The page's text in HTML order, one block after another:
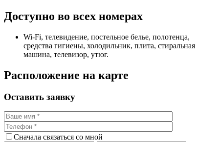
Доступно во всех номерах
Wi-Fi, телевидение, постельное белье, полотенца,
средства гигиены, холодильник, плита, стиральная
машина, телевизор, утюг.
Расположение на карте
Оставить заявку
Сначала связаться со мной